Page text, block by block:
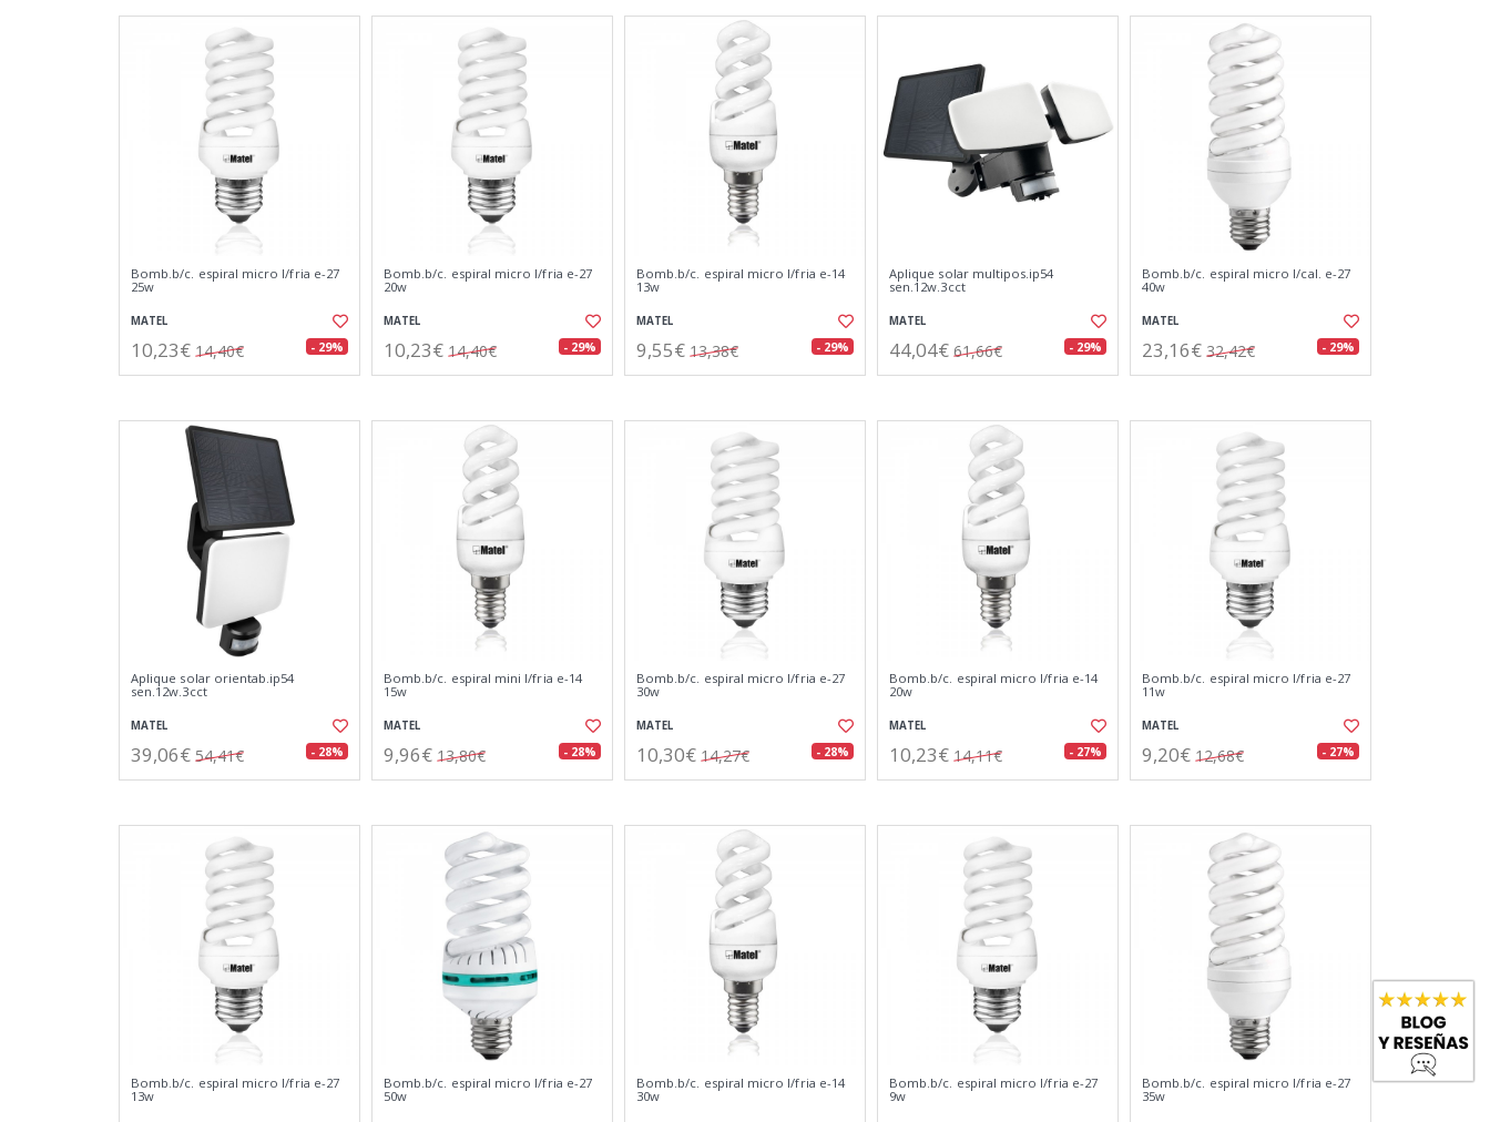
Bomb.b/c. espiral micro l/fria e-27
25w
MATEL
10,23€ 14,40€ - 29%
Bomb.b/c. espiral micro l/fria e-27
20w
MATEL
10,23€ 14,40€ - 29%
Bomb.b/c. espiral micro l/fria e-14
13w
MATEL
9,55€ 13,38€ - 29%
Aplique solar multipos.ip54
sen.12w.3cct
MATEL
44,04€ 61,66€ - 29%
Bomb.b/c. espiral micro l/cal. e-27
40w
MATEL
23,16€ 32,42€ - 29%
Aplique solar orientab.ip54
sen.12w.3cct
MATEL
39,06€ 54,41€ - 28%
Bomb.b/c. espiral mini l/fria e-14
15w
MATEL
9,96€ 13,80€ - 28%
Bomb.b/c. espiral micro l/fria e-27
30w
MATEL
10,30€ 14,27€ - 28%
Bomb.b/c. espiral micro l/fria e-14
20w
MATEL
10,23€ 14,11€ - 27%
Bomb.b/c. espiral micro l/fria e-27
11w
MATEL
9,20€ 12,68€ - 27%
Bomb.b/c. espiral micro l/fria e-27
13w
Bomb.b/c. espiral micro l/fria e-27
50w
Bomb.b/c. espiral micro l/fria e-14
30w
Bomb.b/c. espiral micro l/fria e-27
9w
Bomb.b/c. espiral micro l/fria e-27
35w